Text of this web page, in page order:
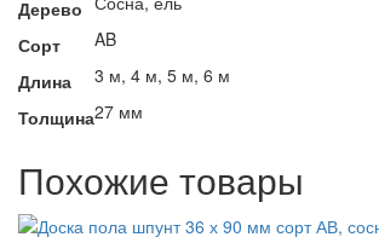
Дерево
Сорт
AB
Длина
3 м, 4 м, 5 м, 6 м
Толщина27 мм
Похожие товары